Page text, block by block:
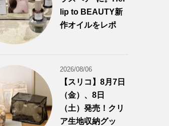
lip to BEAUTY新
作オイルをレポ
2026/08/06
【スリコ】8月7日
（金）、8日
（土）発売！クリ
ア生地収納グッ